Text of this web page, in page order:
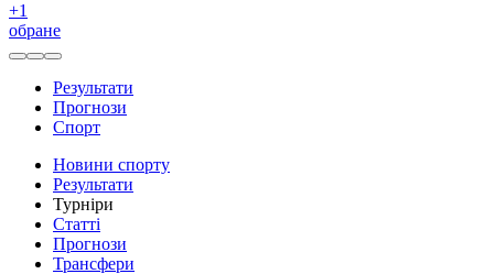
+1
обране
Результати
Прогнози
Спорт
Новини спорту
Результати
Турніри
Статті
Прогнози
Трансфери